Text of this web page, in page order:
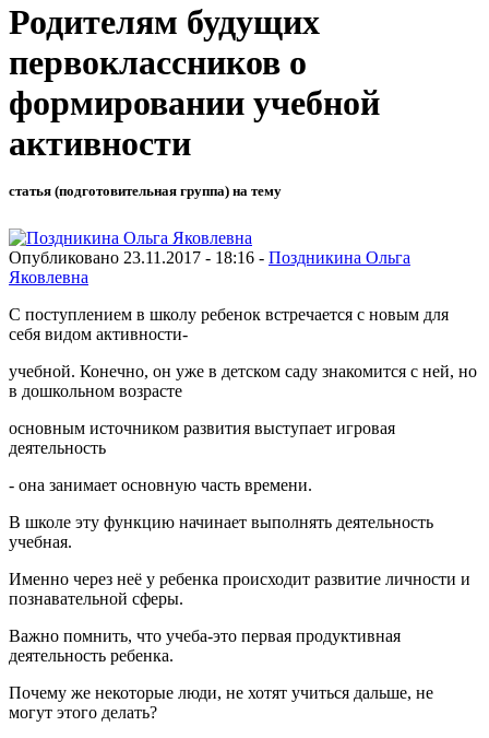
Родителям будущих
первоклассников о
формировании учебной
активности
статья (подготовительная группа) на тему
Опубликовано 23.11.2017 - 18:16 - Поздникина Ольга
Яковлевна
С поступлением в школу ребенок встречается с новым для
себя видом активности-
учебной. Конечно, он уже в детском саду знакомится с ней, но
в дошкольном возрасте
основным источником развития выступает игровая
деятельность
- она занимает основную часть времени.
В школе эту функцию начинает выполнять деятельность
учебная.
Именно через неё у ребенка происходит развитие личности и
познавательной сферы.
Важно помнить, что учеба-это первая продуктивная
деятельность ребенка.
Почему же некоторые люди, не хотят учиться дальше, не
могут этого делать?